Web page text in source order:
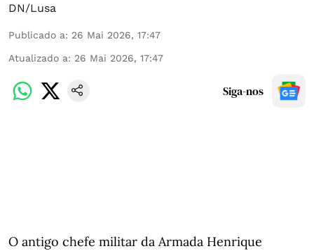
DN/Lusa
Publicado a: 26 Mai 2026, 17:47
Atualizado a: 26 Mai 2026, 17:47
Siga-nos
O antigo chefe militar da Armada Henrique